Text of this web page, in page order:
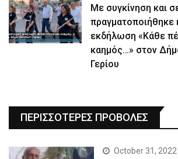
Με συγκίνηση και
πραγματοποιήθηκε
εκδήλωση «Κάθε
καημός…» στον
Γερίου
ΠΕΡΙΣΣΟΤΕΡΕΣ ΠΡΟΒΟΛΕΣ
October 31, 2022